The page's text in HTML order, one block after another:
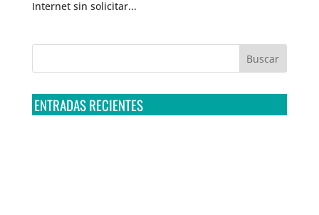
Internet sin solicitar...
ENTRADAS RECIENTES